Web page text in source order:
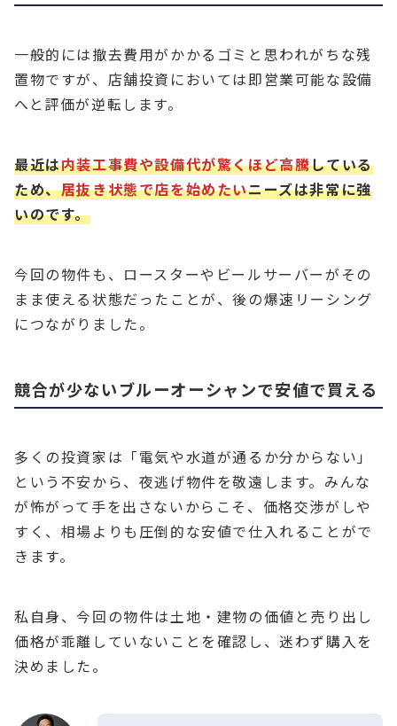
一般的には撤去費用がかかるゴミと思われがちな残
置物ですが、店舗投資においては即営業可能な設備
へと評価が逆転します。
最近は内装工事費や設備代が驚くほど高騰している
ため、居抜き状態で店を始めたいニーズは非常に強
いのです。
今回の物件も、ロースターやビールサーバーがその
まま使える状態だったことが、後の爆速リーシング
につながりました。
競合が少ないブルーオーシャンで安値で買える
多くの投資家は「電気や水道が通るか分からない」
という不安から、夜逃げ物件を敬遠します。みんな
が怖がって手を出さないからこそ、価格交渉がしや
すく、相場よりも圧倒的な安値で仕入れることがで
きます。
私自身、今回の物件は土地・建物の価値と売り出し
価格が乖離していないことを確認し、迷わず購入を
決めました。